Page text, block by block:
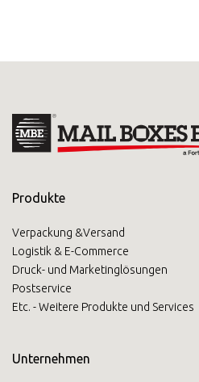
Produkte
Verpackung &Versand
Logistik & E-Commerce
Druck- und Marketinglösungen
Postservice
Etc. - Weitere Produkte und Services
Unternehmen